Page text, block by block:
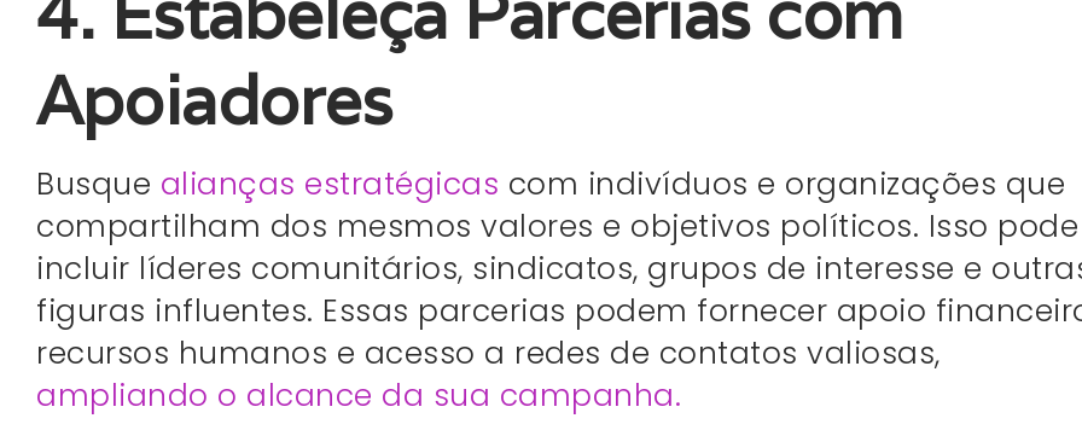
Apoiadores
Busque alianças estratégicas com indivíduos e organizações que
compartilham dos mesmos valores e objetivos políticos. Isso pode
incluir líderes comunitários, sindicatos, grupos de interesse e
figuras influentes. Essas parcerias podem fornecer apoio
recursos humanos e acesso a redes de contatos valiosas,
ampliando o alcance da sua campanha.